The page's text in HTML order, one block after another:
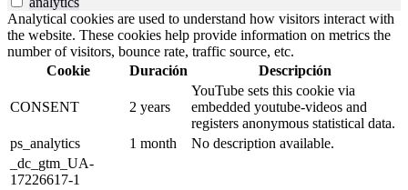
Analytical cookies are used to understand how visitors interact with
the website. These cookies help provide information on metrics the
number of visitors, bounce rate, traffic source, etc.
Cookie
Duración Descripción
CONSENT 2 years
YouTube sets this cookie via
embedded youtube-videos and
registers anonymous statistical data.
ps_analytics
1 month
No description available.
_dc_gtm_UA-
17226617-1